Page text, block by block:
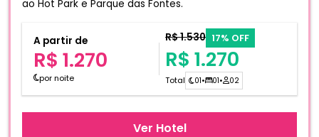
ao Hot Park e Parque das Fontes.
A partir de
R$ 1.270
por noite
R$ 1.530 17% OFF
R$ 1.270
Total 01• 01• 02
Ver Hotel